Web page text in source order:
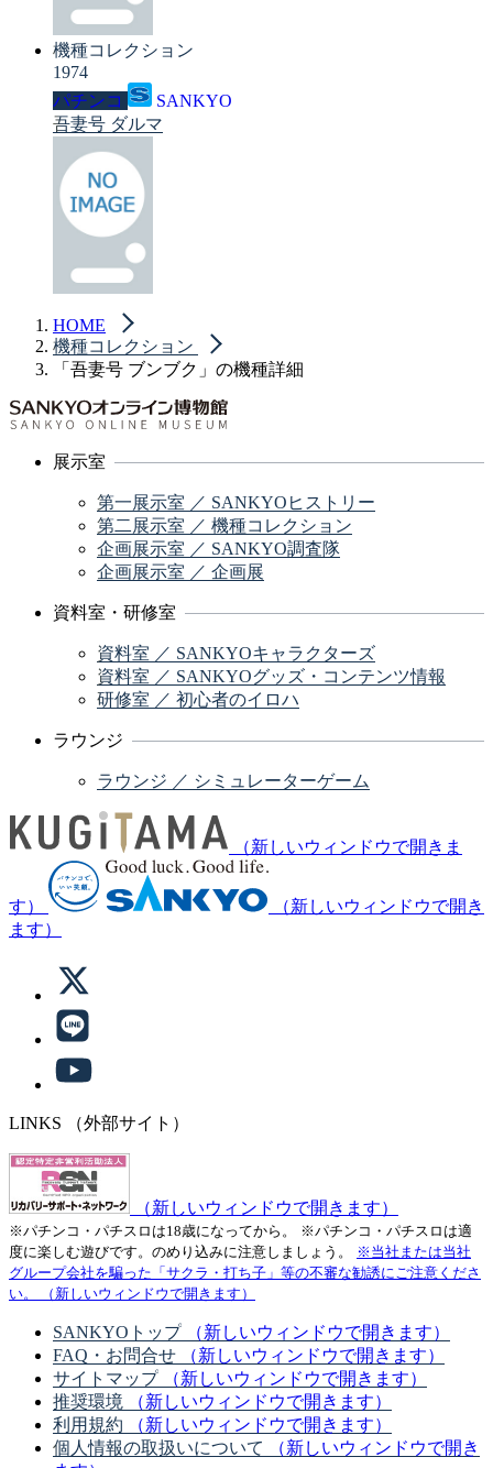
機種コレクション
1974
パチンコ
SANKYO
吾妻号 ダルマ
HOME
機種コレクション
「吾妻号 ブンブク」の機種詳細
展示室
第一展示室 ／ SANKYOヒストリー
第二展示室 ／ 機種コレクション
企画展示室 ／ SANKYO調査隊
企画展示室 ／ 企画展
資料室・研修室
資料室 ／ SANKYOキャラクターズ
資料室 ／ SANKYOグッズ・コンテンツ情報
研修室 ／ 初心者のイロハ
ラウンジ
ラウンジ ／ シミュレーターゲーム
（新しいウィンドウで開きま
す）
（新しいウィンドウで開き
ます）
LINKS （外部サイト）
（新しいウィンドウで開きます）
※パチンコ・パチスロは18歳になってから。
※パチンコ・パチスロは適
度に楽しむ遊びです。のめり込みに注意しましょう。
※当社または当社
グループ会社を騙った「サクラ・打ち子」等の不審な勧誘にご注意くださ
い。
（新しいウィンドウで開きます）
SANKYOトップ
（新しいウィンドウで開きます）
FAQ・お問合せ
（新しいウィンドウで開きます）
サイトマップ
（新しいウィンドウで開きます）
推奨環境
（新しいウィンドウで開きます）
利用規約
（新しいウィンドウで開きます）
個人情報の取扱いについて
（新しいウィンドウで開き